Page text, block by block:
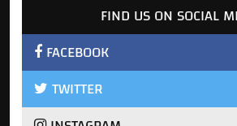
FIND US ON SOCIAL
FACEBOOK
TWITTER